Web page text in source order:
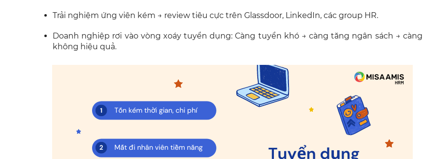
Trải nghiệm ứng viên kém → review tiêu cực trên Glassdoor, LinkedIn, các group HR.
Doanh nghiệp rơi vào vòng xoáy tuyển dụng: Càng tuyển khó → càng tăng ngân sách → càng
không hiệu quả.